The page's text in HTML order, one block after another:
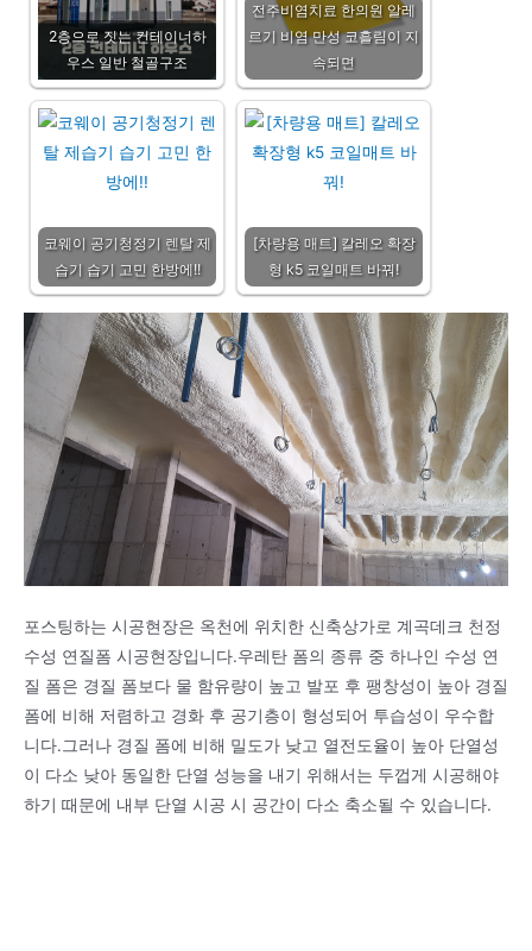
2층으로 짓는 컨테이너하
우스 일반 철골구조
전주비염치료 한의원 알레
르기 비염 만성 코흘림이 지
속되면
코웨이 공기청정기 렌탈 제
습기 습기 고민 한방에!!
[차량용 매트] 칼레오 확장
형 k5 코일매트 바꿔!
포스팅하는 시공현장은 옥천에 위치한 신축상가로 계곡데크 천정
수성 연질폼 시공현장입니다.우레탄 폼의 종류 중 하나인 수성 연
질 폼은 경질 폼보다 물 함유량이 높고 발포 후 팽창성이 높아 경질
폼에 비해 저렴하고 경화 후 공기층이 형성되어 투습성이 우수합
니다.그러나 경질 폼에 비해 밀도가 낮고 열전도율이 높아 단열성
이 다소 낮아 동일한 단열 성능을 내기 위해서는 두껍게 시공해야
하기 때문에 내부 단열 시공 시 공간이 다소 축소될 수 있습니다.